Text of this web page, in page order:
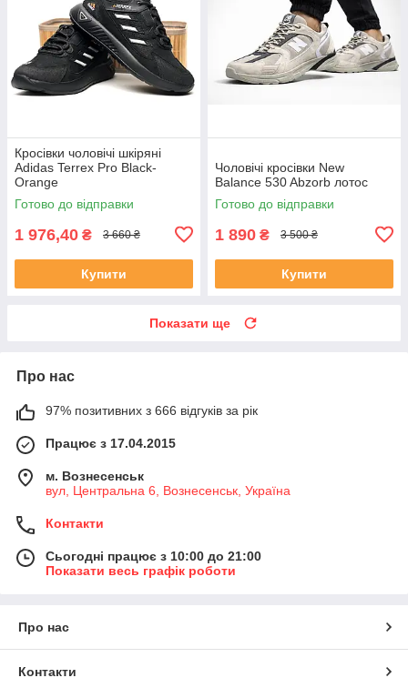
Кросівки чоловічі шкіряні
Adidas Terrex Pro Black-
Orange
Готово до відправки
1 976,40 ₴ 3 660 ₴
Купити
Чоловічі кросівки New
Balance 530 Abzorb лотос
Готово до відправки
1 890 ₴ 3 500 ₴
Купити
Показати ще
Про нас
97% позитивних з 666 відгуків за рік
Працює з 17.04.2015
м. Вознесенськ
вул, Центральна 6, Вознесенськ, Україна
Контакти
Сьогодні працює з 10:00 до 21:00
Показати весь графік роботи
Про нас
Контакти